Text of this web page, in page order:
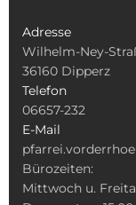
Adresse
Wilhelm-Ney-
36160 Dipperz
Telefon
06657-232
E-Mail
Bürozeiten:
Mittwoch u.